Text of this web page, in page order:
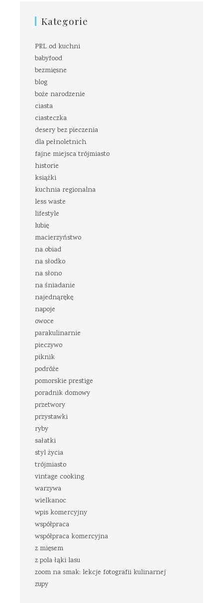
Kategorie
PRL od kuchni
babyfood
bezmięsne
blog
boże narodzenie
ciasta
ciasteczka
desery bez pieczenia
dla pełnoletnich
fajne miejsca trójmiasto
historie
książki
kuchnia regionalna
less waste
lifestyle
lubię
macierzyństwo
na obiad
na słodko
na słono
na śniadanie
najednąrękę
napoje
owoce
parakulinarnie
pieczywo
piknik
podróże
pomorskie prestige
poradnik domowy
przetwory
przystawki
ryby
sałatki
styl życia
trójmiasto
vintage cooking
warzywa
wielkanoc
wpis komercyjny
współpraca
współpraca komercyjna
z mięsem
z pola łąki lasu
zoom na smak: lekcje fotografii kulinarnej
zupy